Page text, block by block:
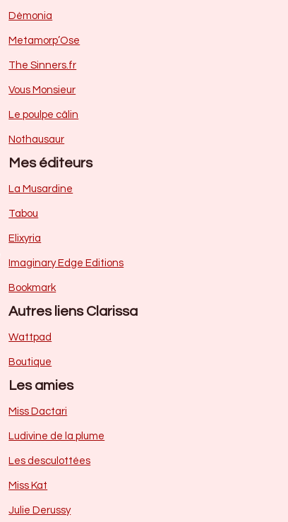
Dèmonia
Metamorp’Ose
The Sinners.fr
Vous Monsieur
Le poulpe câlin
Nothausaur
Mes éditeurs
La Musardine
Tabou
Elixyria
Imaginary Edge Editions
Bookmark
Autres liens Clarissa
Wattpad
Boutique
Les amies
Miss Dactari
Ludivine de la plume
Les desculottées
Miss Kat
Julie Derussy